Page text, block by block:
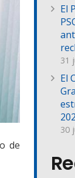
de
El
31
El
30